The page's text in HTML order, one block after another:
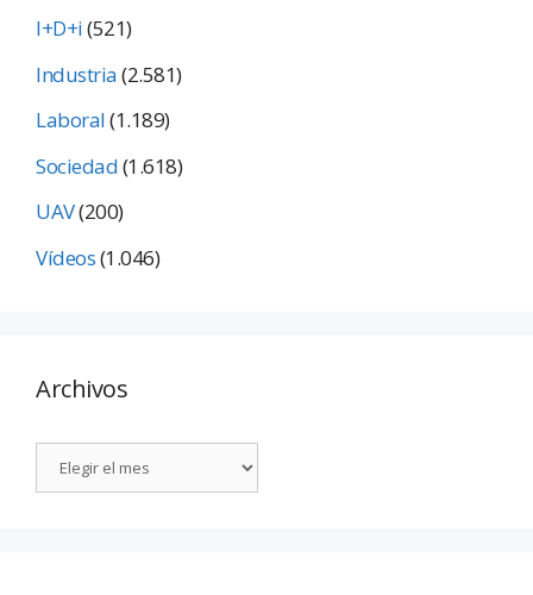
I+D+i(521)
Industria(2.581)
Laboral(1.189)
Sociedad(1.618)
UAV(200)
Vídeos(1.046)
Archivos